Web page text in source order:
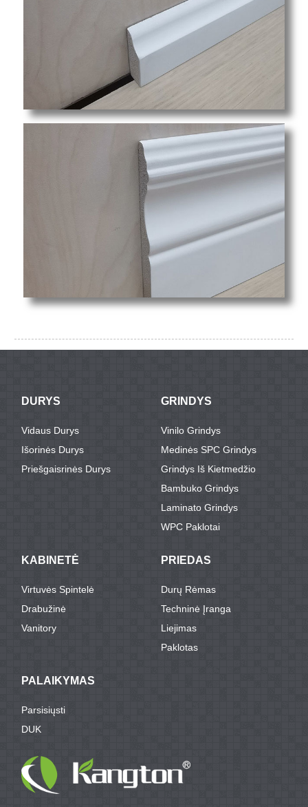
DURYS
Vidaus Durys
Išorinės Durys
Priešgaisrinės Durys
GRINDYS
Vinilo Grindys
Medinės SPC Grindys
Grindys Iš Kietmedžio
Bambuko Grindys
Laminato Grindys
WPC Paklotai
KABINETĖ
Virtuvės Spintelė
Drabužinė
Vanitory
PRIEDAS
Durų Rėmas
Techninė Įranga
Liejimas
Paklotas
PALAIKYMAS
Parsisiųsti
DUK